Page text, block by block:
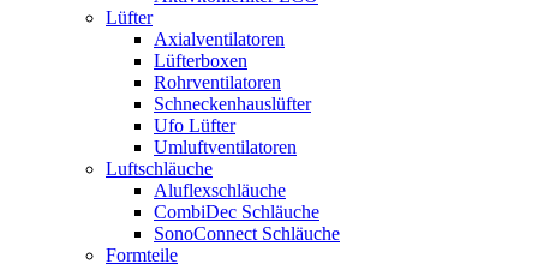
Lüfter
Axialventilatoren
Lüfterboxen
Rohrventilatoren
Schneckenhauslüfter
Ufo Lüfter
Umluftventilatoren
Luftschläuche
Aluflexschläuche
CombiDec Schläuche
SonoConnect Schläuche
Formteile